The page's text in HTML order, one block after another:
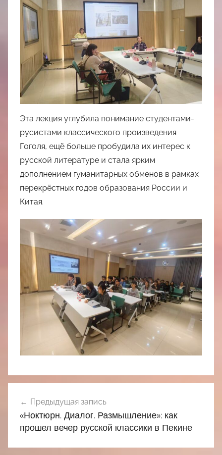
Эта лекция углубила понимание студентами-
русистами классического произведения
Гоголя, ещё больше пробудила их интерес к
русской литературе и стала ярким
дополнением гуманитарных обменов в рамках
перекрёстных годов образования России и
Китая.
по
записям
Предыдущая запись
«Ноктюрн. Диалог. Размышление»: как
прошел вечер русской классики в Пекине